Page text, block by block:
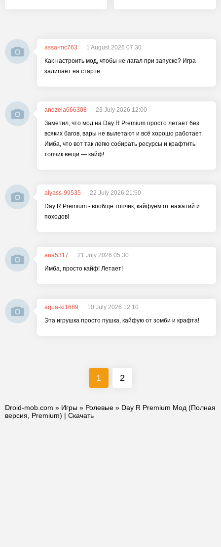
assa-mc763
1 August 2026 07:30
Как настроить мод, чтобы не лагал при запуске? Игра
залипает на старте.
andzela666308
23 July 2026 12:00
Заметил, что мод на Day R Premium просто летает без
всяких багов, вары не вылетают и всё хорошо работает.
Имба, что вот так легко собирать ресурсы и крафтить
топчик вещи — кайф!
alyass-99535
22 July 2026 21:50
Day R Premium - вообще топчик, кайфуем от нажатий и
походов!
ana5317
21 July 2026 05:30
Имба, просто кайф! Летает!
aqua-ki1689
10 July 2026 12:10
Эта игрушка просто пушка, кайфую от зомби и крафта!
1 2
Droid-mob.com » Игры » Ролевые » Day R Premium Мод (Полная
версия, Premium) | Скачать